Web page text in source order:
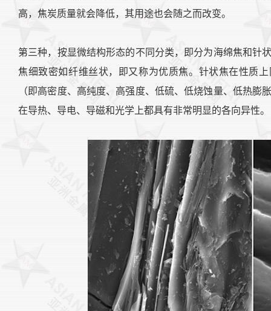
高，焦炭质量就会降低，其用途也会随之而改变。
第三种，按显微结构形态的不同分类，即分为海绵焦和针
焦细致密如纤维丝状，即又称为优质焦。针状焦在性质
（即高密度、高纯度、高强度、低硫、低烧蚀量、低热
在导热、导电、导磁和光学上都具有非常明显的各向异性。